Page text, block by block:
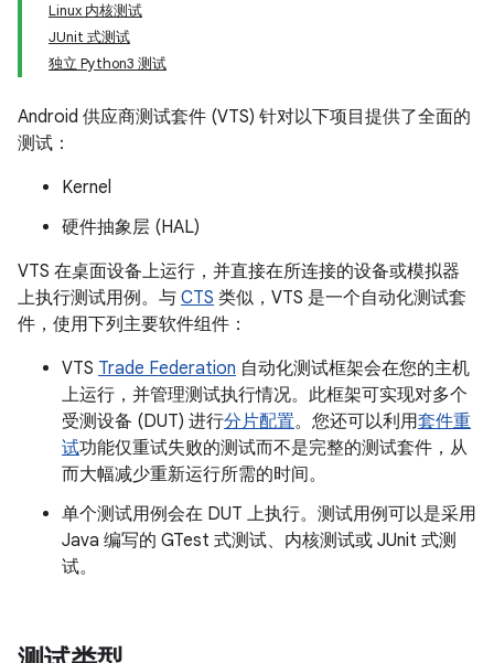
Linux 内核测试
JUnit 式测试
独立 Python3 测试
Android 供应商测试套件 (VTS) 针对以下项目提供了全面的
测试：
Kernel
硬件抽象层 (HAL)
VTS 在桌面设备上运行，并直接在所连接的设备或模拟器
上执行测试用例。与 CTS 类似，VTS 是一个自动化测试套
件，使用下列主要软件组件：
VTS Trade Federation 自动化测试框架会在您的主机
上运行，并管理测试执行情况。此框架可实现对多个
受测设备 (DUT) 进行分片配置。您还可以利用套件重
试功能仅重试失败的测试而不是完整的测试套件，从
而大幅减少重新运行所需的时间。
单个测试用例会在 DUT 上执行。测试用例可以是采用
Java 编写的 GTest 式测试、内核测试或 JUnit 式测
试。